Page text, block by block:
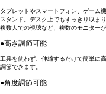
タブレットやスマートフォン、ゲーム
スタンド。デスク上でもすっきり収ま
複数人での視聴など、複数のモニター
●高さ調節可能
工具を使わず、伸縮するだけで簡単に
調節できます。
●角度調節可能